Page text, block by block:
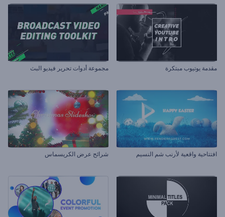
مقدمة يوتيوب مبتكرة مجموعة أدوات تحرير فيديو البث
افتتاحية واقعية لأرنب شم النسيم شرائح عرض الكريسماس